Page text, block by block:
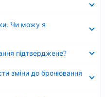
Чи можу я
підтверджене?
зміни до бронювання